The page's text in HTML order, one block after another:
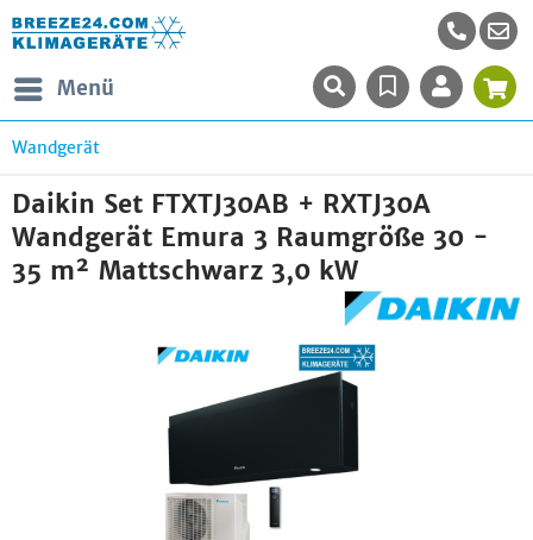
Menü
Wandgerät
Daikin Set FTXTJ30AB + RXTJ30A
Wandgerät Emura 3 Raumgröße 30 -
35 m² Mattschwarz 3,0 kW